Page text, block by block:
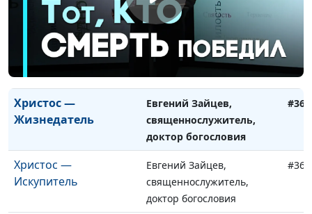
доктор богословия
Христос — Истинный
Первосвященник
Евгений Зайцев,
священнослужитель,
доктор богословия
Христос —
Жизнедатель
Евгений Зайцев,
священнослужитель,
доктор богословия
#361
Христос —
Искупитель
Евгений Зайцев,
священнослужитель,
доктор богословия
#360